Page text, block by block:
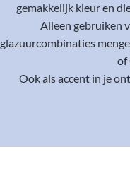
gemakkelijk kleur en
Alleen gebruiken
glazuurcombinaties
of
Ook als accent in je